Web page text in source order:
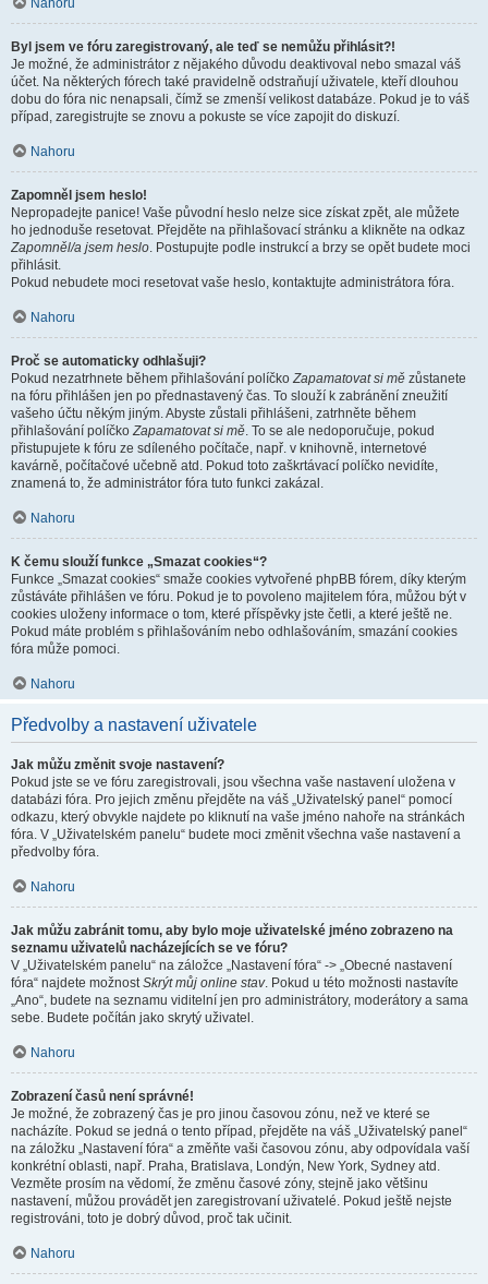
Nahoru
Byl jsem ve fóru zaregistrovaný, ale teď se nemůžu přihlásit?!
Je možné, že administrátor z nějakého důvodu deaktivoval nebo smazal váš
účet. Na některých fórech také pravidelně odstraňují uživatele, kteří dlouhou
dobu do fóra nic nenapsali, čímž se zmenší velikost databáze. Pokud je to váš
případ, zaregistrujte se znovu a pokuste se více zapojit do diskuzí.
Nahoru
Zapomněl jsem heslo!
Nepropadejte panice! Vaše původní heslo nelze sice získat zpět, ale můžete
ho jednoduše resetovat. Přejděte na přihlašovací stránku a klikněte na odkaz
Zapomněl/a jsem heslo. Postupujte podle instrukcí a brzy se opět budete moci
přihlásit.
Pokud nebudete moci resetovat vaše heslo, kontaktujte administrátora fóra.
Nahoru
Proč se automaticky odhlašuji?
Pokud nezatrhnete během přihlašování políčkoZapamatovat si mě zůstanete
na fóru přihlášen jen po přednastavený čas. To slouží k zabránění zneužití
vašeho účtu někým jiným. Abyste zůstali přihlášeni, zatrhněte během
přihlašování políčkoZapamatovat si mě. To se ale nedoporučuje, pokud
přistupujete k fóru ze sdíleného počítače, např. v knihovně, internetové
kavárně, počítačové učebně atd. Pokud toto zaškrtávací políčko nevidíte,
znamená to, že administrátor fóra tuto funkci zakázal.
Nahoru
K čemu slouží funkce „Smazat cookies“?
Funkce „Smazat cookies“ smaže cookies vytvořené phpBB fórem, díky kterým
zůstáváte přihlášen ve fóru. Pokud je to povoleno majitelem fóra, můžou být v
cookies uloženy informace o tom, které příspěvky jste četli, a které ještě ne.
Pokud máte problém s přihlašováním nebo odhlašováním, smazání cookies
fóra může pomoci.
Nahoru
Předvolby a nastavení uživatele
Jak můžu změnit svoje nastavení?
Pokud jste se ve fóru zaregistrovali, jsou všechna vaše nastavení uložena v
databázi fóra. Pro jejich změnu přejděte na váš „Uživatelský panel“ pomocí
odkazu, který obvykle najdete po kliknutí na vaše jméno nahoře na stránkách
fóra. V „Uživatelském panelu“ budete moci změnit všechna vaše nastavení a
předvolby fóra.
Nahoru
Jak můžu zabránit tomu, aby bylo moje uživatelské jméno zobrazeno na
seznamu uživatelů nacházejících se ve fóru?
V „Uživatelském panelu“ na záložce „Nastavení fóra“ -> „Obecné nastavení
fóra“ najdete možnostSkrýt můj online stav. Pokud u této možnosti nastavíte
„Ano“, budete na seznamu viditelní jen pro administrátory, moderátory a sama
sebe. Budete počítán jako skrytý uživatel.
Nahoru
Zobrazení časů není správné!
Je možné, že zobrazený čas je pro jinou časovou zónu, než ve které se
nacházíte. Pokud se jedná o tento případ, přejděte na váš „Uživatelský panel“
na záložku „Nastavení fóra“ a změňte vaši časovou zónu, aby odpovídala vaší
konkrétní oblasti, např. Praha, Bratislava, Londýn, New York, Sydney atd.
Vezměte prosím na vědomí, že změnu časové zóny, stejně jako většinu
nastavení, můžou provádět jen zaregistrovaní uživatelé. Pokud ještě nejste
registrováni, toto je dobrý důvod, proč tak učinit.
Nahoru